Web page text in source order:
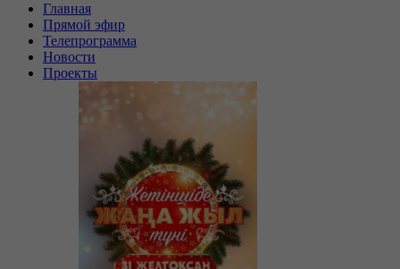
Главная
Прямой эфир
Телепрограмма
Новости
Проекты